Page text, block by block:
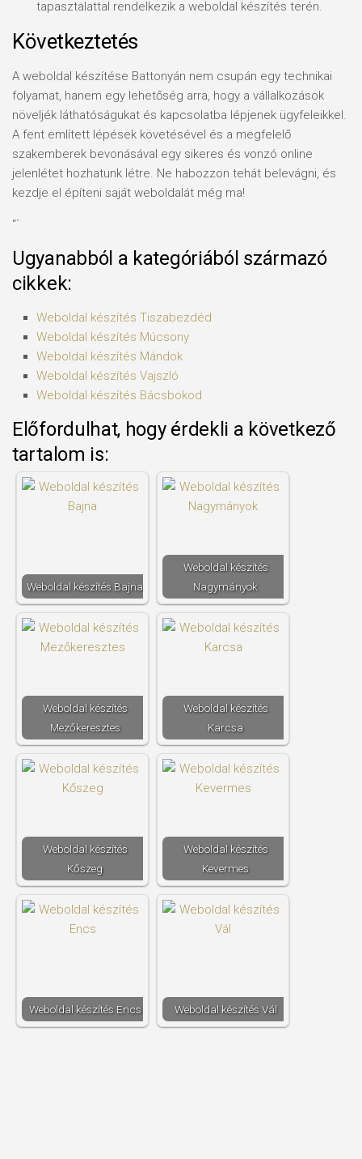
tapasztalattal rendelkezik a weboldal készítés terén.
Következtetés
A weboldal készítése Battonyán nem csupán egy technikai
folyamat, hanem egy lehetőség arra, hogy a vállalkozások
növeljék láthatóságukat és kapcsolatba lépjenek ügyfeleikkel.
A fent említett lépések követésével és a megfelelő
szakemberek bevonásával egy sikeres és vonzó online
jelenlétet hozhatunk létre. Ne habozzon tehát belevágni, és
kezdje el építeni saját weboldalát még ma!
“`
Ugyanabból a kategóriából származó
cikkek:
Weboldal készítés​ Tiszabezdéd
Weboldal készítés​ Múcsony
Weboldal készítés​ Mándok
Weboldal készítés​ Vajszló
Weboldal készítés​ Bácsbokod
Előfordulhat, hogy érdekli a következő
tartalom is:
Weboldal készítés​ Bajna
Weboldal készítés​
Nagymányok
Weboldal készítés​
Mezőkeresztes
Weboldal készítés​
Karcsa
Weboldal készítés​
Kőszeg
Weboldal készítés​
Kevermes
Weboldal készítés​ Encs Weboldal készítés​ Vál